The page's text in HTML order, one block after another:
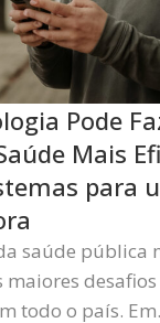
Pode
Mais
para
saúde pública
todo o país.